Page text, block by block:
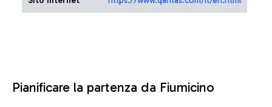
Pianificare la partenza da Fiumicino